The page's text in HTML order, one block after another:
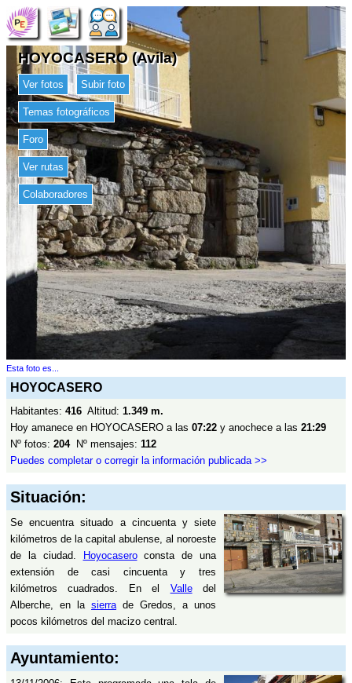
HOYOCASERO (Avila)
Ver fotos Subir foto
Temas fotográficos
Foro
Ver rutas
Colaboradores
Esta foto es...
HOYOCASERO
Habitantes: 416 Altitud: 1.349 m.
Hoy amanece en HOYOCASERO a las 07:22 y anochece a las 21:29
Nº fotos: 204Nº mensajes: 112
Puedes completar o corregir la información publicada >>
Situación:
Se encuentra situado a cincuenta y siete
kilómetros de la capital abulense, al noroeste
de la ciudad.
Hoyocaseroconsta de una
extensión de casi cincuenta y tres
kilómetros cuadrados. En el Valledel
Alberche, en la sierrade Gredos, a unos
pocos kilómetros del macizo central.
Ayuntamiento: